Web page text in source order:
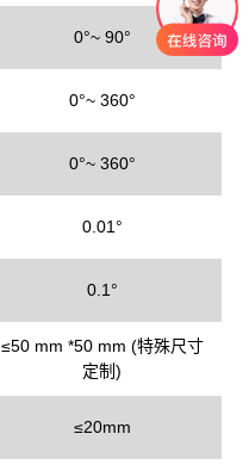
0°~ 90°
0°~ 360°
0°~ 360°
0.01°
0.1°
≤50 mm *50 mm (特殊尺寸
定制)
≤20mm